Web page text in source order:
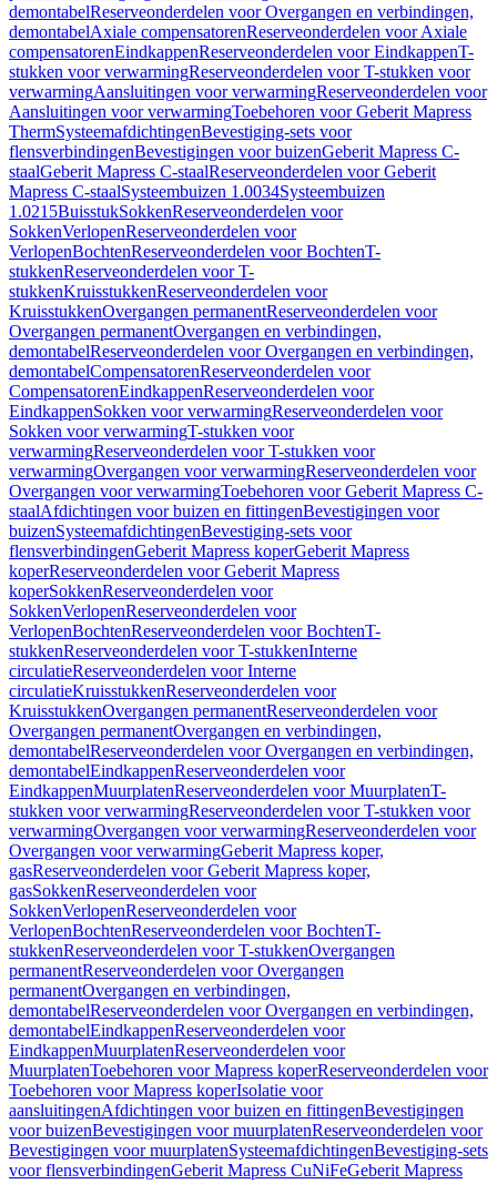
demontabelReserveonderdelen voor Overgangen en verbindingen,
demontabelAxiale compensatorenReserveonderdelen voor Axiale
compensatorenEindkappenReserveonderdelen voor EindkappenT-
stukken voor verwarmingReserveonderdelen voor T-stukken voor
verwarmingAansluitingen voor verwarmingReserveonderdelen voor
Aansluitingen voor verwarmingToebehoren voor Geberit Mapress
ThermSysteemafdichtingenBevestiging-sets voor
flensverbindingenBevestigingen voor buizenGeberit Mapress C-
staalGeberit Mapress C-staalReserveonderdelen voor Geberit
Mapress C-staalSysteembuizen 1.0034Systeembuizen
1.0215BuisstukSokkenReserveonderdelen voor
SokkenVerlopenReserveonderdelen voor
VerlopenBochtenReserveonderdelen voor BochtenT-
stukkenReserveonderdelen voor T-
stukkenKruisstukkenReserveonderdelen voor
KruisstukkenOvergangen permanentReserveonderdelen voor
Overgangen permanentOvergangen en verbindingen,
demontabelReserveonderdelen voor Overgangen en verbindingen,
demontabelCompensatorenReserveonderdelen voor
CompensatorenEindkappenReserveonderdelen voor
EindkappenSokken voor verwarmingReserveonderdelen voor
Sokken voor verwarmingT-stukken voor
verwarmingReserveonderdelen voor T-stukken voor
verwarmingOvergangen voor verwarmingReserveonderdelen voor
Overgangen voor verwarmingToebehoren voor Geberit Mapress C-
staalAfdichtingen voor buizen en fittingenBevestigingen voor
buizenSysteemafdichtingenBevestiging-sets voor
flensverbindingenGeberit Mapress koperGeberit Mapress
koperReserveonderdelen voor Geberit Mapress
koperSokkenReserveonderdelen voor
SokkenVerlopenReserveonderdelen voor
VerlopenBochtenReserveonderdelen voor BochtenT-
stukkenReserveonderdelen voor T-stukkenInterne
circulatieReserveonderdelen voor Interne
circulatieKruisstukkenReserveonderdelen voor
KruisstukkenOvergangen permanentReserveonderdelen voor
Overgangen permanentOvergangen en verbindingen,
demontabelReserveonderdelen voor Overgangen en verbindingen,
demontabelEindkappenReserveonderdelen voor
EindkappenMuurplatenReserveonderdelen voor MuurplatenT-
stukken voor verwarmingReserveonderdelen voor T-stukken voor
verwarmingOvergangen voor verwarmingReserveonderdelen voor
Overgangen voor verwarmingGeberit Mapress koper,
gasReserveonderdelen voor Geberit Mapress koper,
gasSokkenReserveonderdelen voor
SokkenVerlopenReserveonderdelen voor
VerlopenBochtenReserveonderdelen voor BochtenT-
stukkenReserveonderdelen voor T-stukkenOvergangen
permanentReserveonderdelen voor Overgangen
permanentOvergangen en verbindingen,
demontabelReserveonderdelen voor Overgangen en verbindingen,
demontabelEindkappenReserveonderdelen voor
EindkappenMuurplatenReserveonderdelen voor
MuurplatenToebehoren voor Mapress koperReserveonderdelen voor
Toebehoren voor Mapress koperIsolatie voor
aansluitingenAfdichtingen voor buizen en fittingenBevestigingen
voor buizenBevestigingen voor muurplatenReserveonderdelen voor
Bevestigingen voor muurplatenSysteemafdichtingenBevestiging-sets
voor flensverbindingenGeberit Mapress CuNiFeGeberit Mapress